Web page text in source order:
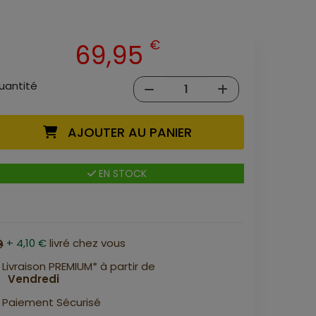
69,95 €
AJOUTER AU PANIER
EN STOCK
+ 4,10 €livré chez vous
Livraison PREMIUM* à partir de
Vendredi
Paiement Sécurisé